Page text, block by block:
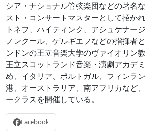
シア・ナショナル管弦楽団などの著名
スト・コンサートマスターとして招か
トネフ、ハイティンク、アシュケナー
ノンクール、ゲルギエフなどの指揮者
ンドンの王立音楽大学のヴァイオリン
王立スコットランド音楽・演劇アカデ
め、イタリア、ポルトガル、フィンラ
港、オーストラリア、南アフリカなど
ークラスを開催している。
Facebook